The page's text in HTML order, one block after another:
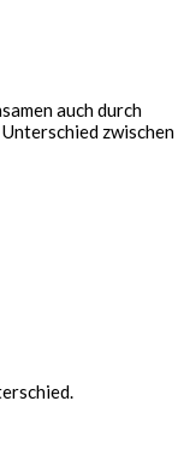
auch durch
zwischen